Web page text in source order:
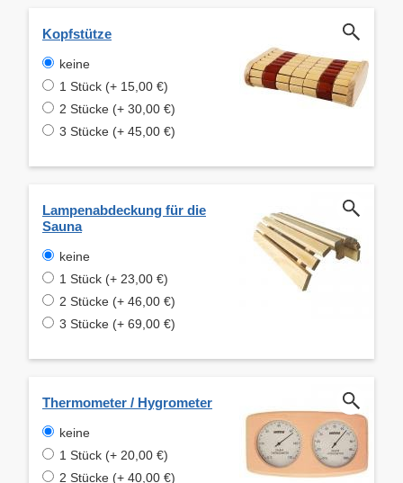
Kopfstütze
keine
1 Stück (+ 15,00 €)
2 Stücke (+ 30,00 €)
3 Stücke (+ 45,00 €)
Lampenabdeckung für die
Sauna
keine
1 Stück (+ 23,00 €)
2 Stücke (+ 46,00 €)
3 Stücke (+ 69,00 €)
Thermometer / Hygrometer
keine
1 Stück (+ 20,00 €)
2 Stücke (+ 40,00 €)